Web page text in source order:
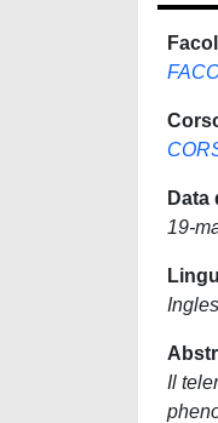
Data
19-
Il